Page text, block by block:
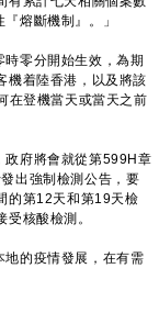
熔斷機制』。」
零分開始生效，為期
機着陸香港，以及將該
在登機當天或當天之前
府將會就從第599H章
出強制檢測公告，要
的第12天和第19天檢
核酸檢測。
的疫情發展，在有需